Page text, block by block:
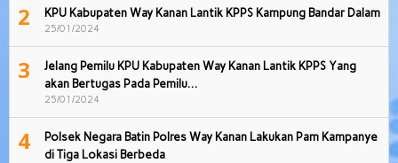
2 KPU Kabupaten Way Kanan Lantik KPPS Kampung Bandar Dalam
25/01/2024
3
Jelang Pemilu KPU Kabupaten Way Kanan Lantik KPPS Yang
akan Bertugas Pada Pemilu…
25/01/2024
4
Polsek Negara Batin Polres Way Kanan Lakukan Pam Kampanye
di Tiga Lokasi Berbeda